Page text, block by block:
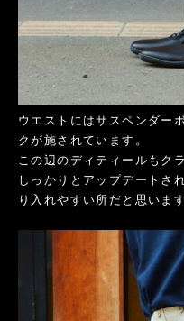
ウエストにはサスペンダー
クが施されています。
この辺のディティールもク
しっかりとアップデートさ
り入れやすい所だと思います